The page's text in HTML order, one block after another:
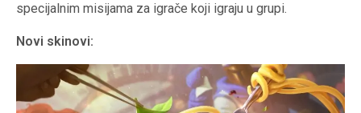
specijalnim misijama za igrače koji igraju u grupi.
Novi skinovi: